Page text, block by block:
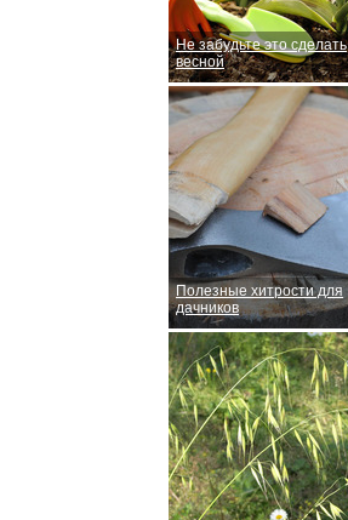
Не забудьте это сделать
весной
Полезные хитрости для
дачников